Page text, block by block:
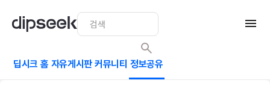
딥시크 홈 자유게시판 커뮤니티 정보공유